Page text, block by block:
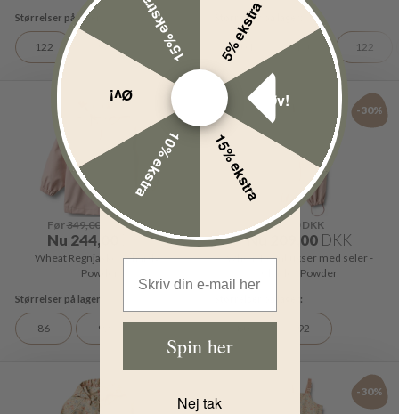
122 98 104 110 122
-30%
Før349,00 DKK
Nu 244,00 DKK
Wheat Regnjakke - Chardy -
Powder
86 92
-30%
Før299,00 DKK
Nu 209,00 DKK
Wheat Regnbukser med seler -
Charlo - Powder
92
-30%
5% ekstra
Øv!
15% ekstra
10% ekstra
Øv!
15% ekstra
Spin her
Nej tak